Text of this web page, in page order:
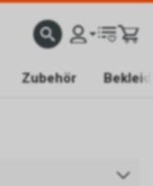
Zubehör